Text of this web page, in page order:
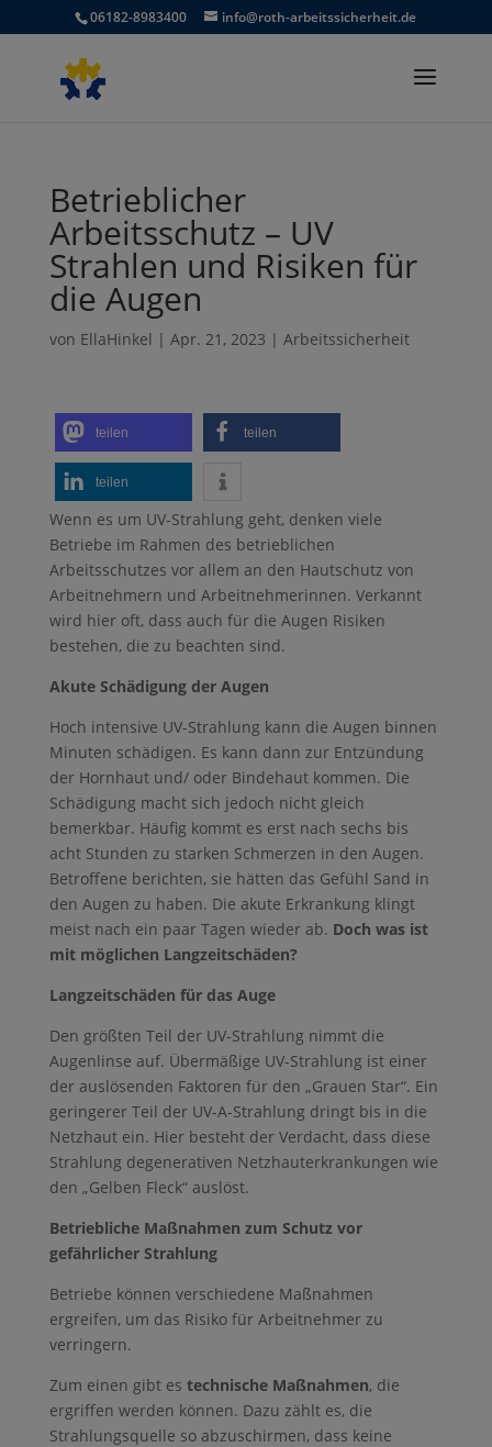
06182-8983400 info@roth-arbeitssicherheit.de
Betrieblicher
Arbeitsschutz – UV
Strahlen und Risiken für
die Augen
von EllaHinkel | Apr. 21, 2023 | Arbeitssicherheit
teilen teilen
teilen
Wenn es um UV-Strahlung geht, denken viele
Betriebe im Rahmen des betrieblichen
Arbeitsschutzes vor allem an den Hautschutz von
Arbeitnehmern und Arbeitnehmerinnen. Verkannt
wird hier oft, dass auch für die Augen Risiken
bestehen, die zu beachten sind.
Akute Schädigung der Augen
Hoch intensive UV-Strahlung kann die Augen binnen
Minuten schädigen. Es kann dann zur Entzündung
der Hornhaut und/ oder Bindehaut kommen. Die
Schädigung macht sich jedoch nicht gleich
bemerkbar. Häufig kommt es erst nach sechs bis
acht Stunden zu starken Schmerzen in den Augen.
Betroffene berichten, sie hätten das Gefühl Sand in
den Augen zu haben. Die akute Erkrankung klingt
meist nach ein paar Tagen wieder ab. Doch was ist
mit möglichen Langzeitschäden?
Langzeitschäden für das Auge
Den größten Teil der UV-Strahlung nimmt die
Augenlinse auf. Übermäßige UV-Strahlung ist einer
der auslösenden Faktoren für den „Grauen Star“. Ein
geringerer Teil der UV-A-Strahlung dringt bis in die
Netzhaut ein. Hier besteht der Verdacht, dass diese
Strahlung degenerativen Netzhauterkrankungen wie
den „Gelben Fleck“ auslöst.
Betriebliche Maßnahmen zum Schutz vor
gefährlicher Strahlung
Betriebe können verschiedene Maßnahmen
ergreifen, um das Risiko für Arbeitnehmer zu
verringern.
Zum einen gibt es technische Maßnahmen, die
ergriffen werden können. Dazu zählt es, die
Strahlungsquelle so abzuschirmen, dass keine